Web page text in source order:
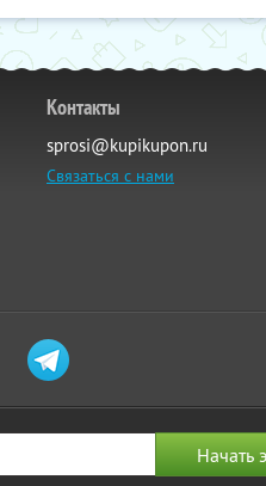
Контакты
sprosi@kupikupon.ru
Связаться с нами